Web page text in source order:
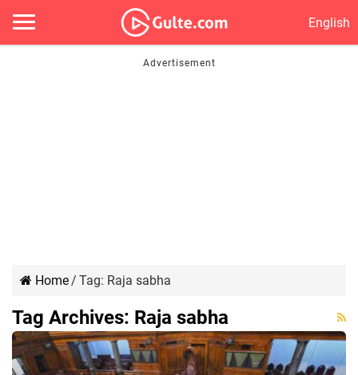
English
Home/ Tag: Raja sabha
Tag Archives: Raja sabha